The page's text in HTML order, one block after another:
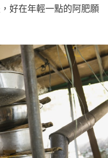
好在年輕一點的阿肥願